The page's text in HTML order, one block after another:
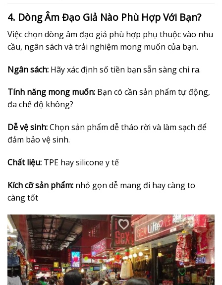
4. Dòng Âm Đạo Giả Nào Phù Hợp Với Bạn?
Việc chọn dòng âm đạo giả phù hợp phụ thuộc vào nhu
cầu, ngân sách và trải nghiệm mong muốn của bạn.
Ngân sách: Hãy xác định số tiền bạn sẵn sàng chi ra.
Tính năng mong muốn: Bạn có cần sản phẩm tự động,
đa chế độ không?
Dễ vệ sinh:Chọn sản phẩm dễ tháo rời và làm sạch để
đảm bảo vệ sinh.
Chất liệu: TPE hay silicone y tế
Kích cỡ sản phẩm: nhỏ gọn dễ mang đi hay càng to
càng tốt